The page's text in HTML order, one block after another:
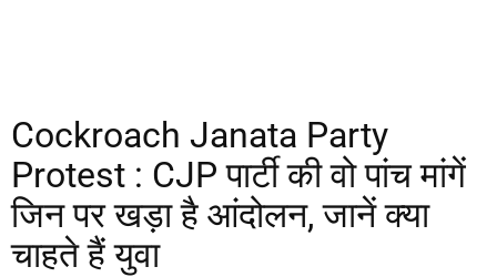
Cockroach Janata Party
Protest : CJP पार्टी की वो पांच मांगें
जिन पर खड़ा है आंदोलन, जानें क्या
चाहते हैं युवा